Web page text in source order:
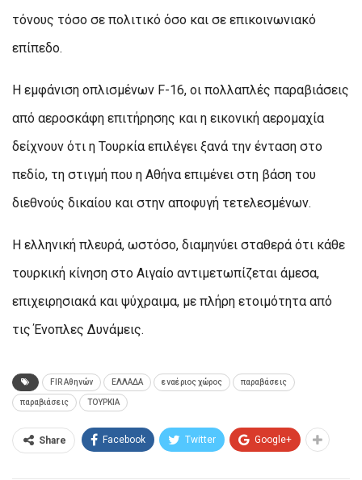
τόνους τόσο σε πολιτικό όσο και σε επικοινωνιακό
επίπεδο.
Η εμφάνιση οπλισμένων F-16, οι πολλαπλές παραβιάσεις
από αεροσκάφη επιτήρησης και η εικονική αερομαχία
δείχνουν ότι η Τουρκία επιλέγει ξανά την ένταση στο
πεδίο, τη στιγμή που η Αθήνα επιμένει στη βάση του
διεθνούς δικαίου και στην αποφυγή τετελεσμένων.
Η ελληνική πλευρά, ωστόσο, διαμηνύει σταθερά ότι κάθε
τουρκική κίνηση στο Αιγαίο αντιμετωπίζεται άμεσα,
επιχειρησιακά και ψύχραιμα, με πλήρη ετοιμότητα από
τις Ένοπλες Δυνάμεις.
FIR Αθηνών ΕΛΛΑΔΑ εναέριος χώρος παραβάσεις
παραβιάσεις ΤΟΥΡΚΙΑ
Share Facebook Twitter Google+